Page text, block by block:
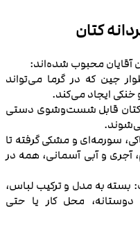
کتان
آقایان محبوب شده‌اند:
جین که در گرما می‌تواند
ایجاد می‌کند.
قابل شست‌وشوی دستی
سورمه‌ای و مشکی گرفته تا
آجری و آبی آسمانی، همه در
بسته به مدل و ترکیب لباس،
دوستانه، محل کار یا حتی